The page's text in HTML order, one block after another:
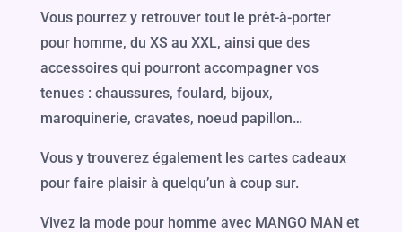
Vous pourrez y retrouver tout le prêt-à-porter
pour homme, du XS au XXL, ainsi que des
accessoires qui pourront accompagner vos
tenues : chaussures, foulard, bijoux,
maroquinerie, cravates, noeud papillon…
Vous y trouverez également les cartes cadeaux
pour faire plaisir à quelqu’un à coup sur.
Vivez la mode pour homme avec MANGO MAN et